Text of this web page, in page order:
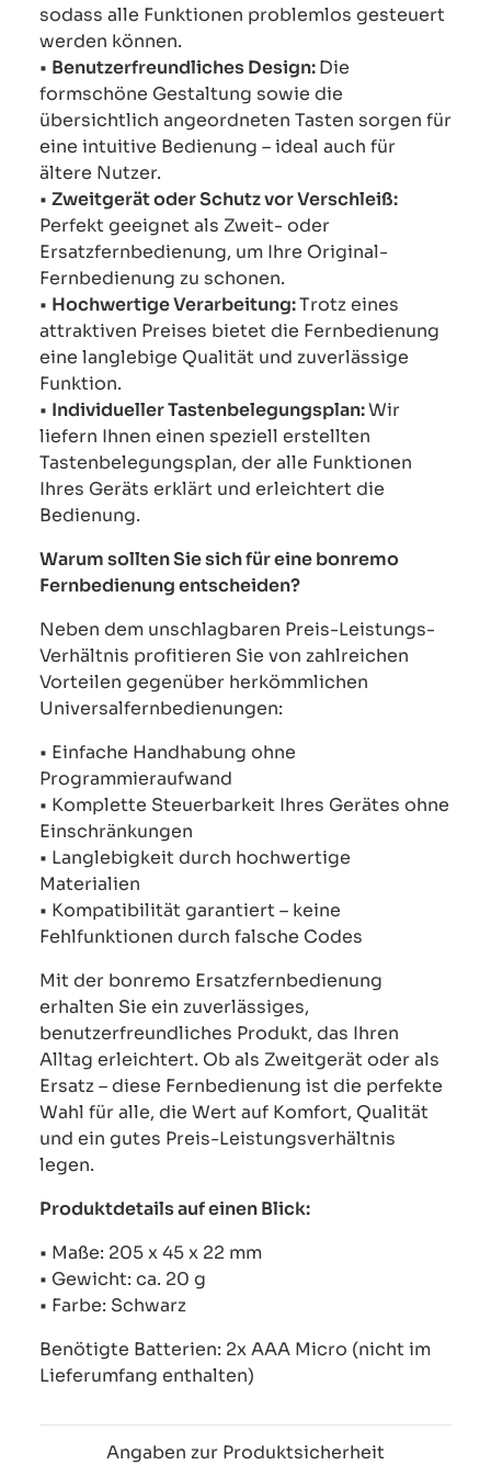
sodass alle Funktionen problemlos gesteuert
werden können.
• Benutzerfreundliches Design:Die
formschöne Gestaltung sowie die
übersichtlich angeordneten Tasten sorgen für
eine intuitive Bedienung – ideal auch für
ältere Nutzer.
• Zweitgerät oder Schutz vor Verschleiß:
Perfekt geeignet als Zweit- oder
Ersatzfernbedienung, um Ihre Original-
Fernbedienung zu schonen.
• Hochwertige Verarbeitung:Trotz eines
attraktiven Preises bietet die Fernbedienung
eine langlebige Qualität und zuverlässige
Funktion.
• Individueller Tastenbelegungsplan:Wir
liefern Ihnen einen speziell erstellten
Tastenbelegungsplan, der alle Funktionen
Ihres Geräts erklärt und erleichtert die
Bedienung.
Warum sollten Sie sich für eine bonremo
Fernbedienung entscheiden?
Neben dem unschlagbaren Preis-Leistungs-
Verhältnis profitieren Sie von zahlreichen
Vorteilen gegenüber herkömmlichen
Universalfernbedienungen:
• Einfache Handhabung ohne
Programmieraufwand
• Komplette Steuerbarkeit Ihres Gerätes ohne
Einschränkungen
• Langlebigkeit durch hochwertige
Materialien
• Kompatibilität garantiert – keine
Fehlfunktionen durch falsche Codes
Mit der bonremo Ersatzfernbedienung
erhalten Sie ein zuverlässiges,
benutzerfreundliches Produkt, das Ihren
Alltag erleichtert. Ob als Zweitgerät oder als
Ersatz – diese Fernbedienung ist die perfekte
Wahl für alle, die Wert auf Komfort, Qualität
und ein gutes Preis-Leistungsverhältnis
legen.
Produktdetails auf einen Blick:
• Maße: 205 x 45 x 22 mm
• Gewicht: ca. 20 g
• Farbe: Schwarz
Benötigte Batterien: 2x AAA Micro (nicht im
Lieferumfang enthalten)
Angaben zur Produktsicherheit